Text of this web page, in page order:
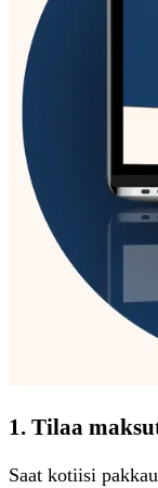
1. Tilaa
Saat kotiisi